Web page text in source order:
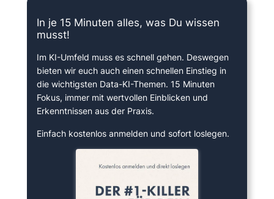
In je 15 Minuten alles, was Du wissen
musst!
Im KI-Umfeld muss es schnell gehen. Deswegen
bieten wir euch auch einen schnellen Einstieg in
die wichtigsten Data-KI-Themen. 15 Minuten
Fokus, immer mit wertvollen Einblicken und
Erkenntnissen aus der Praxis.
Einfach kostenlos anmelden und sofort loslegen.